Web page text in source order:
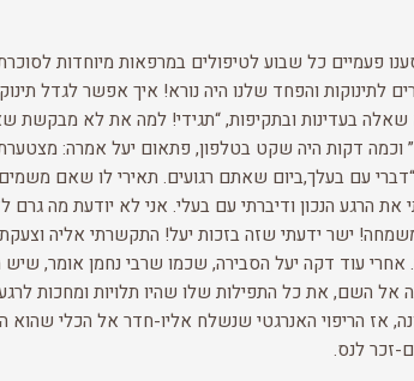
פעמיים כל שבוע לטיפולים במרפאות מיוחדות
לתינוקות והפחד שלנו היה נורא! איך אפשר לגדל
בעדינות ובתקיפות, “תגידי! למה את לא מבקשת
עם בעלך,ביום שאתם רגועים. תאירי לו שאם משמים
הרגע הנכון ודיברתי עם בעלי. אני לא יודעת מה
עוד דקה יעל הסבירה, שכמו שרבי נחמן אומר, שיש
השם, את כל התפילות שלו שהיו תלויות ומחכות
אז הריפוי האנרגטי שנשלח אליו-חדר אל הכלי שהוא
זכר לנס.